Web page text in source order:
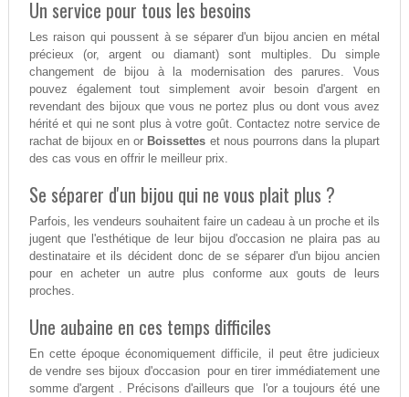
Un service pour tous les besoins
Les raison qui poussent à se séparer d'un bijou ancien en métal
précieux (or, argent ou diamant) sont multiples. Du simple
changement de bijou à la modernisation des parures. Vous
pouvez également tout simplement avoir besoin d'argent en
revendant des bijoux que vous ne portez plus ou dont vous avez
hérité et qui ne sont plus à votre goût. Contactez notre service de
rachat de bijoux en or Boissettes et nous pourrons dans la plupart
des cas vous en offrir le meilleur prix.
Se séparer d'un bijou qui ne vous plait plus ?
Parfois, les vendeurs souhaitent faire un cadeau à un proche et ils
jugent que l'esthétique de leur bijou d'occasion ne plaira pas au
destinataire et ils décident donc de se séparer d'un bijou ancien
pour en acheter un autre plus conforme aux gouts de leurs
proches.
Une aubaine en ces temps difficiles
En cette époque économiquement difficile, il peut être judicieux
de vendre ses bijoux d'occasion pour en tirer immédiatement une
somme d'argent . Précisons d'ailleurs que l'or a toujours été une